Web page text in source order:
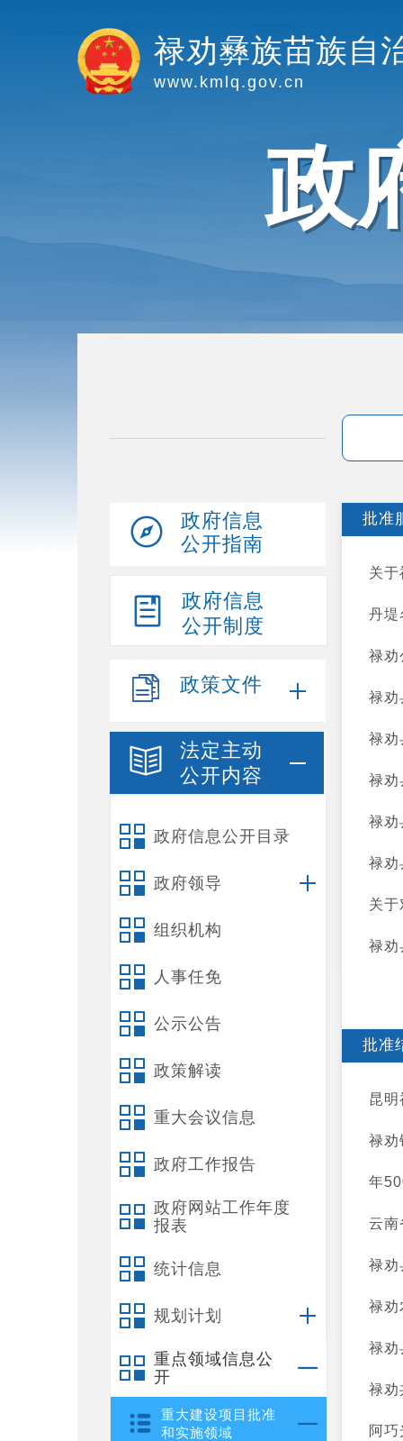
禄劝彝族苗族自
www.kmlq.gov.cn
政
政府信息
公开指南
政府信息
公开制度
政策文件
法定主动
公开内容
政府信息公开目录
政府领导
组织机构
人事任免
公示公告
政策解读
重大会议信息
政府工作报告
政府网站工作年度
报表
统计信息
规划计划
重点领域信息公
开
重大建设项目批准
和实施领域
批准
关
丹堤
禄劝
禄劝
禄劝
禄劝
禄劝
禄劝
关
禄劝
批准
昆
禄劝
年
云南
禄劝
禄劝
禄劝
禄劝
阿